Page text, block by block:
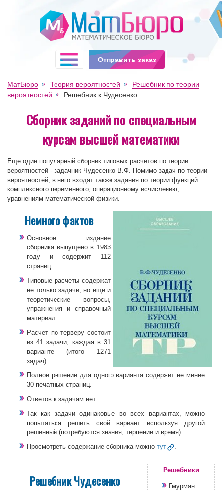
МатБюро Теория вероятностей
Решебник по теории
вероятностей
Решебник к Чудесенко
Сборник заданий по специальным
курсам высшей математики
Еще один популярный сборник типовых расчетов по теории
вероятностей - задачник Чудесенко В.Ф. Помимо задач по теории
вероятностей, в него входят также задания по теории функций
комплексного переменного, операционному исчислению,
уравнениям математической физики.
Немного фактов
Основное издание
сборника выпущено в 1983
году и содержит 112
страниц.
Типовые расчеты содержат
не только задачи, но еще и
теоретические вопросы,
упражнения и справочный
материал.
Расчет по терверу состоит
из 41 задачи, каждая в 31
варианте (итого 1271
задач)
Полное решение для одного варианта содержит не менее
30 печатных страниц.
Ответов к задачам нет.
Так как задачи одинаковые во всех вариантах, можно
попытаться решить свой вариант используя другой
решенный (потребуются знания, терпение и время).
Просмотреть содержание сборника можно тут .
Решебники
Гмурман
Решебник Чудесенко
Отправить заказ